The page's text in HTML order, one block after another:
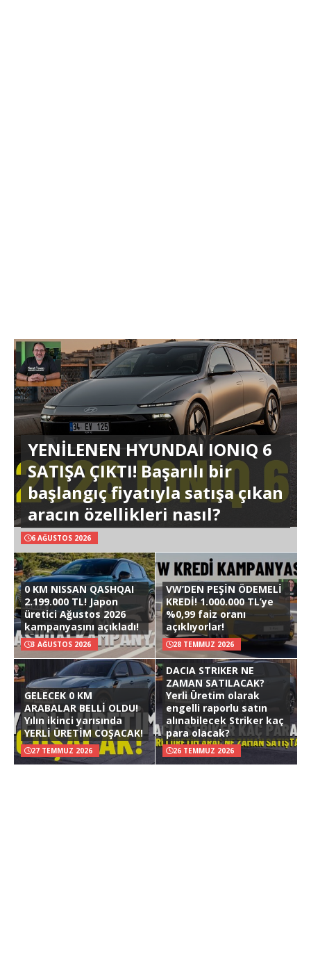
YENİLENEN HYUNDAI IONIQ 6
SATIŞA ÇIKTI! Başarılı bir
başlangıç fiyatıyla satışa çıkan
aracın özellikleri nasıl?
6 AĞUSTOS 2026
0 KM NISSAN QASHQAI
2.199.000 TL! Japon
üretici Ağustos 2026
kampanyasını açıkladı!
3 AĞUSTOS 2026
VW’DEN PEŞİN ÖDEMELİ
KREDİ! 1.000.000 TL’ye
%0,99 faiz oranı
açıklıyorlar!
28 TEMMUZ 2026
GELECEK 0 KM
ARABALAR BELLİ OLDU!
Yılın ikinci yarısında
YERLİ ÜRETİM COŞACAK!
27 TEMMUZ 2026
DACIA STRIKER NE
ZAMAN SATILACAK?
Yerli Üretim olarak
engelli raporlu satın
alınabilecek Striker kaç
para olacak?
26 TEMMUZ 2026